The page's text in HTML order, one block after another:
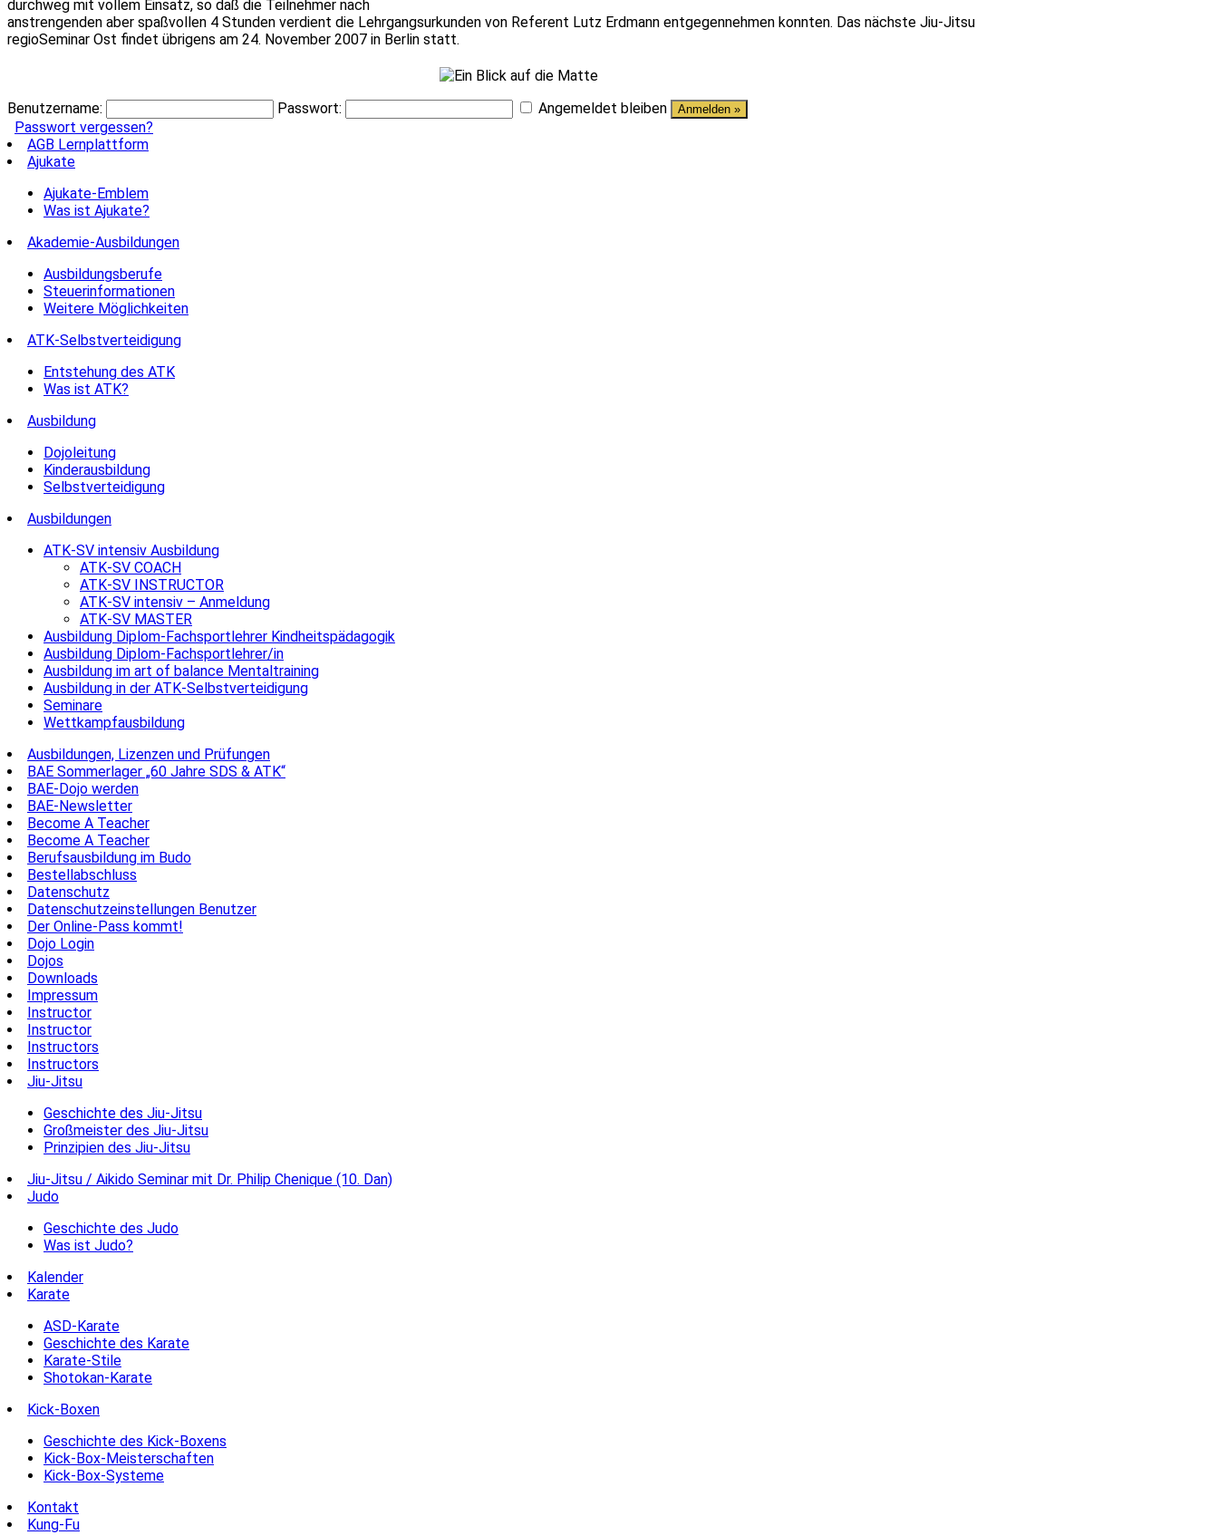
durchweg mit vollem Einsatz, so daß die Teilnehmer nach
anstrengenden aber spaßvollen 4 Stunden verdient die Lehrgangsurkunden von Referent Lutz Erdmann entgegennehmen konnten. Das nächste Jiu-Jitsu
regioSeminar Ost findet übrigens am 24. November 2007 in Berlin statt.
Benutzername: Passwort:
Angemeldet bleiben
Passwort vergessen?
AGB Lernplattform
Ajukate
Ajukate-Emblem
Was ist Ajukate?
Akademie-Ausbildungen
Ausbildungsberufe
Steuerinformationen
Weitere Möglichkeiten
ATK-Selbstverteidigung
Entstehung des ATK
Was ist ATK?
Ausbildung
Dojoleitung
Kinderausbildung
Selbstverteidigung
Ausbildungen
ATK-SV intensiv Ausbildung
ATK-SV COACH
ATK-SV INSTRUCTOR
ATK-SV intensiv – Anmeldung
ATK-SV MASTER
Ausbildung Diplom-Fachsportlehrer Kindheitspädagogik
Ausbildung Diplom-Fachsportlehrer/in
Ausbildung im art of balance Mentaltraining
Ausbildung in der ATK-Selbstverteidigung
Seminare
Wettkampfausbildung
Ausbildungen, Lizenzen und Prüfungen
BAE Sommerlager „60 Jahre SDS & ATK“
BAE-Dojo werden
BAE-Newsletter
Become A Teacher
Become A Teacher
Berufsausbildung im Budo
Bestellabschluss
Datenschutz
Datenschutzeinstellungen Benutzer
Der Online-Pass kommt!
Dojo Login
Dojos
Downloads
Impressum
Instructor
Instructor
Instructors
Instructors
Jiu-Jitsu
Geschichte des Jiu-Jitsu
Großmeister des Jiu-Jitsu
Prinzipien des Jiu-Jitsu
Jiu-Jitsu / Aikido Seminar mit Dr. Philip Chenique (10. Dan)
Judo
Geschichte des Judo
Was ist Judo?
Kalender
Karate
ASD-Karate
Geschichte des Karate
Karate-Stile
Shotokan-Karate
Kick-Boxen
Geschichte des Kick-Boxens
Kick-Box-Meisterschaften
Kick-Box-Systeme
Kontakt
Kung-Fu